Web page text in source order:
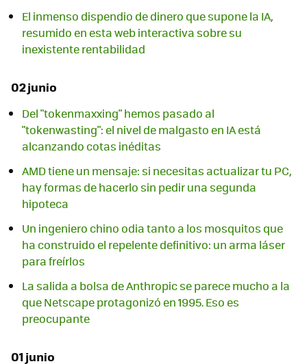
El inmenso dispendio de dinero que supone la IA,
resumido en esta web interactiva sobre su
inexistente rentabilidad
02 junio
Del "tokenmaxxing" hemos pasado al
"tokenwasting": el nivel de malgasto en IA está
alcanzando cotas inéditas
AMD tiene un mensaje: si necesitas actualizar tu PC,
hay formas de hacerlo sin pedir una segunda
hipoteca
Un ingeniero chino odia tanto a los mosquitos que
ha construido el repelente definitivo: un arma láser
para freírlos
La salida a bolsa de Anthropic se parece mucho a la
que Netscape protagonizó en 1995. Eso es
preocupante
01 junio